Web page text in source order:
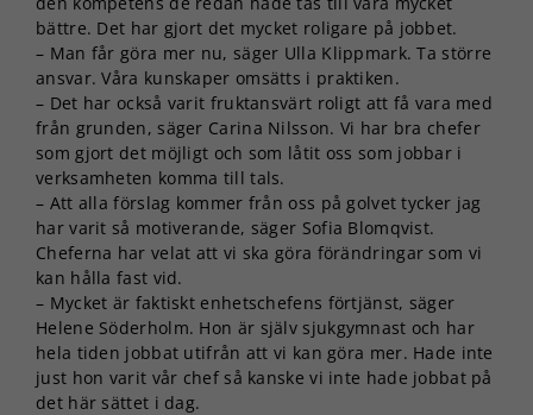
bättre. Det har gjort det mycket roligare på jobbet.
– Man får göra mer nu, säger Ulla Klippmark. Ta större
ansvar. Våra kunskaper omsätts i praktiken.
– Det har också varit fruktansvärt roligt att få vara med
från grunden, säger Carina Nilsson. Vi har bra chefer
som gjort det möjligt och som låtit oss som jobbar i
verksamheten komma till tals.
– Att alla förslag kommer från oss på golvet tycker jag
har varit så motiverande, säger Sofia Blomqvist.
Cheferna har velat att vi ska göra förändringar som vi
kan hålla fast vid.
– Mycket är faktiskt enhetschefens förtjänst, säger
Helene Söderholm. Hon är själv sjukgymnast och har
hela tiden jobbat utifrån att vi kan göra mer. Hade inte
just hon varit vår chef så kanske vi inte hade jobbat på
det här sättet i dag.